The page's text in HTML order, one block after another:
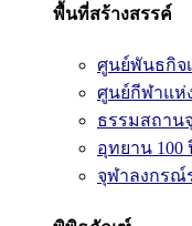
พื้นที่สร้างสรรค์
ศูนย์พันธกิจ
ศูนย์กีฬาแห่
ธรรมสถาน
อุทยาน 100
จุฬาลงกรณ์